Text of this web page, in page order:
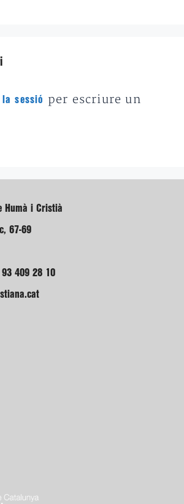
sessió
per escriure un
Humà i Cristià
67-69
409 28 10